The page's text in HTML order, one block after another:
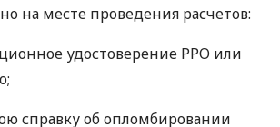
на месте проведения расчетов:
удостоверение РРО или
справку об опломбировании